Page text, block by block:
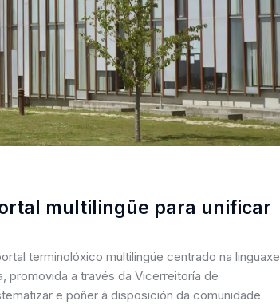
multilingüe para unificar
terminolóxico multilingüe centrado na linguaxe
promovida a través da Vicerreitoría de
e poñer á disposición da comunidade